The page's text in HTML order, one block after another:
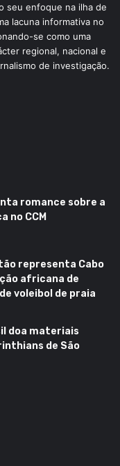
seu enfoque na ilha de
lacuna informativa no
se como uma
regional, nacional e
de investigação.
romance sobre a
no CCM
representa Cabo
africana de
voleibol de praia
doa materiais
de São